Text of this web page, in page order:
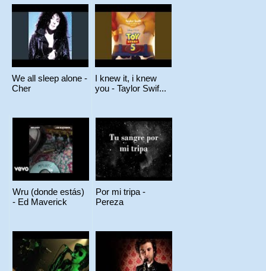
We all sleep alone -
Cher
I knew it, i knew
you - Taylor Swif...
Wru (donde estás)
- Ed Maverick
Por mi tripa -
Pereza